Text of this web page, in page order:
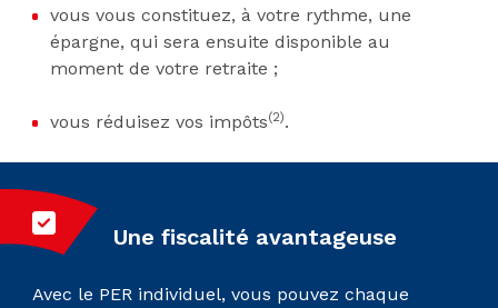
vous vous constituez, à votre rythme, une
épargne, qui sera ensuite disponible au
moment de votre retraite ;
vous réduisez vos impôts(2).
Une fiscalité avantageuse
Avec le PER individuel, vous pouvez chaque